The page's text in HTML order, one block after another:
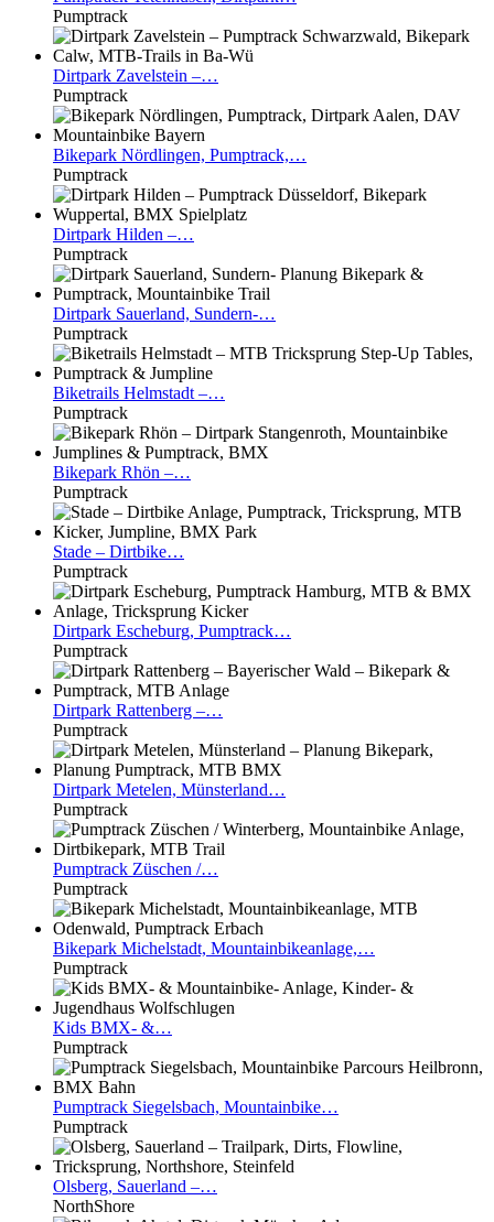
Pumptrack
Dirtpark Zavelstein –…
Pumptrack
Bikepark Nördlingen, Pumptrack,…
Pumptrack
Dirtpark Hilden –…
Pumptrack
Dirtpark Sauerland, Sundern-…
Pumptrack
Biketrails Helmstadt –…
Pumptrack
Bikepark Rhön –…
Pumptrack
Stade – Dirtbike…
Pumptrack
Dirtpark Escheburg, Pumptrack…
Pumptrack
Dirtpark Rattenberg –…
Pumptrack
Dirtpark Metelen, Münsterland…
Pumptrack
Pumptrack Züschen /…
Pumptrack
Bikepark Michelstadt, Mountainbikeanlage,…
Pumptrack
Kids BMX- &…
Pumptrack
Pumptrack Siegelsbach, Mountainbike…
Pumptrack
Olsberg, Sauerland –…
NorthShore